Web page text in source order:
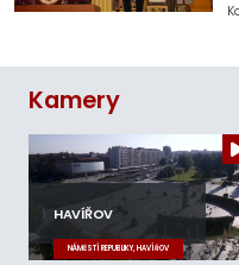
Kamery
HAVÍŘOV
NÁMĚSTÍ REPUBLIKY, HAVÍŘOV